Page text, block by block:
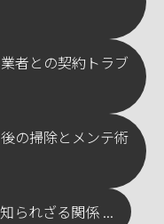
者との契約トラブ
の掃除とメンテ術
られざる関係 ...